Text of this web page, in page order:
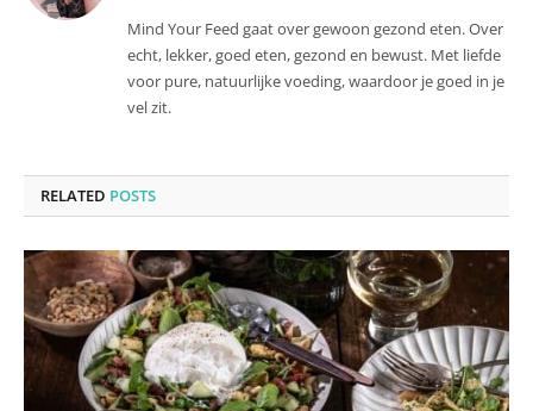
Mind Your Feed gaat over gewoon gezond eten. Over
echt, lekker, goed eten, gezond en bewust. Met liefde
voor pure, natuurlijke voeding, waardoor je goed in je
vel zit.
RELATED POSTS